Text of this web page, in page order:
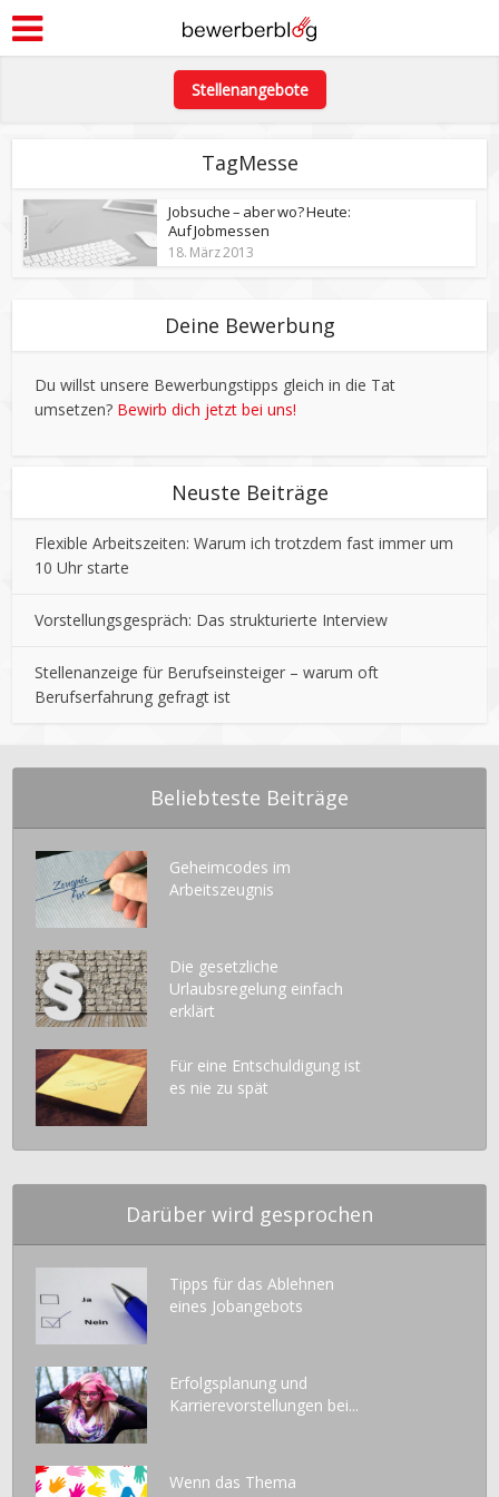
Stellenangebote
TagMesse
Jobsuche – aber wo? Heute:
Auf Jobmessen
18. März 2013
Deine Bewerbung
Du willst unsere Bewerbungstipps gleich in die Tat
umsetzen? Bewirb dich jetzt bei uns!
Neuste Beiträge
Flexible Arbeitszeiten: Warum ich trotzdem fast immer um
10 Uhr starte
Vorstellungsgespräch: Das strukturierte Interview
Stellenanzeige für Berufseinsteiger – warum oft
Berufserfahrung gefragt ist
Beliebteste Beiträge
Geheimcodes im
Arbeitszeugnis
Die gesetzliche
Urlaubsregelung einfach
erklärt
Für eine Entschuldigung ist
es nie zu spät
Darüber wird gesprochen
Tipps für das Ablehnen
eines Jobangebots
Erfolgsplanung und
Karrierevorstellungen bei...
Wenn das Thema